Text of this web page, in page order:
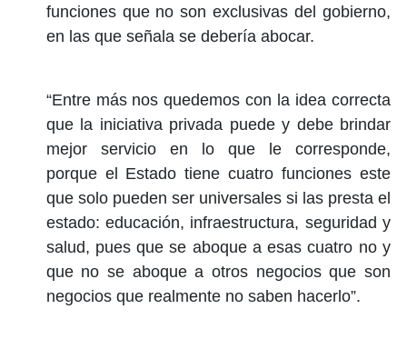
funciones que no son exclusivas del gobierno,
en las que señala se debería abocar.
“Entre más nos quedemos con la idea correcta
que la iniciativa privada puede y debe brindar
mejor servicio en lo que le corresponde,
porque el Estado tiene cuatro funciones este
que solo pueden ser universales si las presta el
estado: educación, infraestructura, seguridad y
salud, pues que se aboque a esas cuatro no y
que no se aboque a otros negocios que son
negocios que realmente no saben hacerlo”.